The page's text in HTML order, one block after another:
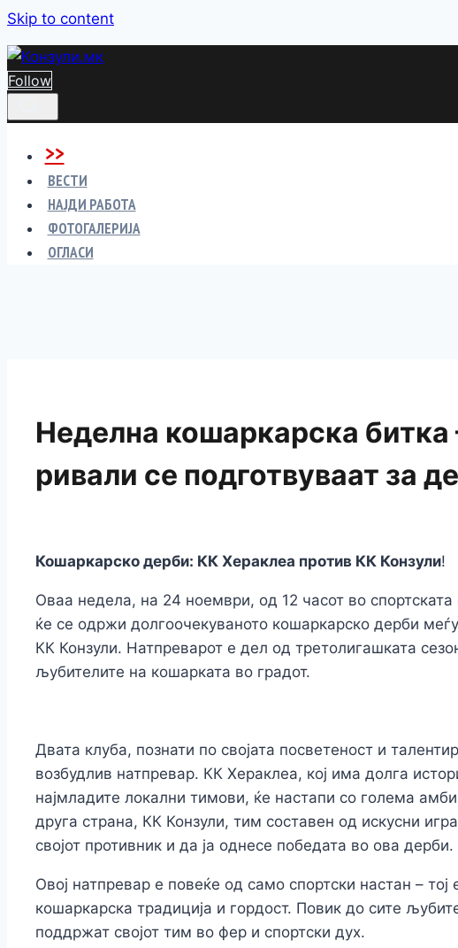
Skip to content
Follow
>>
ВЕСТИ
НАЈДИ РАБОТА
ФОТОГАЛЕРИЈА
ОГЛАСИ
Неделна кошаркарска битка
ривали се подготвуваат за
Кошаркарско дерби: КК Хераклеа против КК Конзули!
Оваа недела, на 24 ноември, од 12 часот во спортската
ќе се одржи долгоочекуваното кошаркарско дерби
КК Конзули. Натпреварот е дел од третолигашката
љубителите на кошарката во градот.
Двата клуба, познати по својата посветеност и
возбудлив натпревар. КК Хераклеа, кој има долга
најмладите локални тимови, ќе настапи со голема
друга страна, КК Конзули, тим составен од искусни
својот противник и да ја однесе победата во ова дерби.
Овој натпревар е повеќе од само спортски настан – тој
кошаркарска традиција и гордост. Повик до сите
поддржат својот тим во фер и спортски дух.